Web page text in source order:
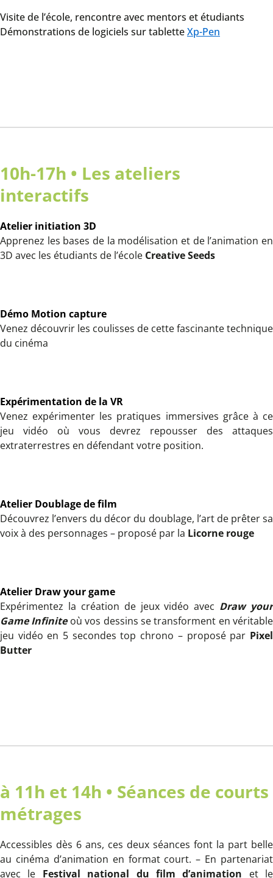
Visite de l’école, rencontre avec mentors et étudiants
Démonstrations de logiciels sur tabletteXp-Pen
10h-17h • Les ateliers
interactifs
Atelier initiation 3D
Apprenez les bases de la modélisation et de l’animation en
3D avec les étudiants de l’école Creative Seeds
Démo Motion capture
Venez découvrir les coulisses de cette fascinante technique
du cinéma
Expérimentation de la VR
Venez expérimenter les pratiques immersives grâce à ce
jeu vidéo où vous devrez repousser des attaques
extraterrestres en défendant votre position.
Atelier Doublage de film
Découvrez l’envers du décor du doublage, l’art de prêter sa
voix à des personnages – proposé par la Licorne rouge
Atelier Draw your game
Expérimentez la création de jeux vidéo avec Draw your
Game Infiniteoù vos dessins se transforment en véritable
jeu vidéo en 5 secondes top chrono – proposé par Pixel
Butter
à 11h et 14h • Séances de courts
métrages
Accessibles dès 6 ans, ces deux séances font la part belle
au cinéma d’animation en format court. – En partenariat
avec le Festival national du film d’animation et le